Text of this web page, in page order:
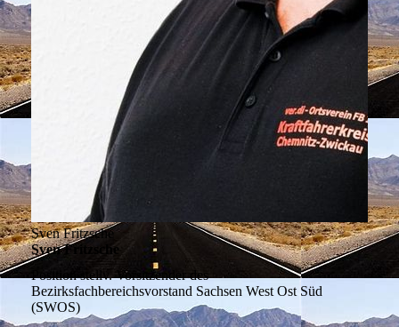
Sven Fritzsche
Sven Fritzsche
Positionstellv. Vorsitzender des
Bezirksfachbereichsvorstand Sachsen West Ost Süd
(SWOS)